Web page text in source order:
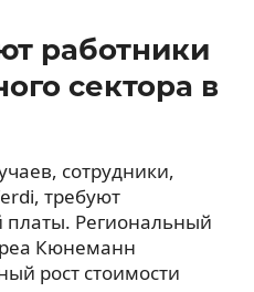
работники
сектора в
сотрудники,
требуют
Региональный
Кюнеманн
рост стоимости